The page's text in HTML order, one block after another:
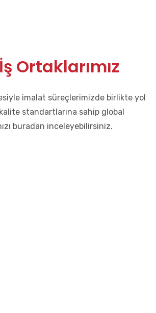
İş Ortaklarımız
imalat süreçlerimizde birlikte yol
kalite standartlarına sahip global
buradan inceleyebilirsiniz.